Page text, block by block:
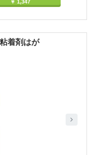
￥ 1,347
着剤はが